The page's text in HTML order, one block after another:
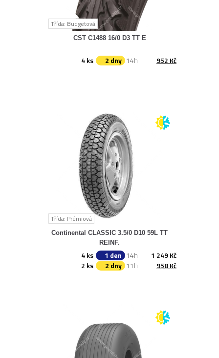
Třída: Budgetová
CST C1488 16/0 D3 TT E
952 Kč
14h
2 dny
4 ks
Třída: Prémiová
Continental CLASSIC 3.5/0 D10 59L TT
REINF.
1 249 Kč
14h
1 den
4 ks
958 Kč
11h
2 dny
2 ks